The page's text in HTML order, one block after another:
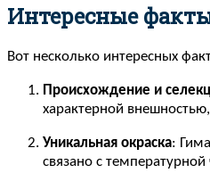
Интересные
Вот несколько интересных
Происхождение и
характерной
Уникальная окраска:
связано с